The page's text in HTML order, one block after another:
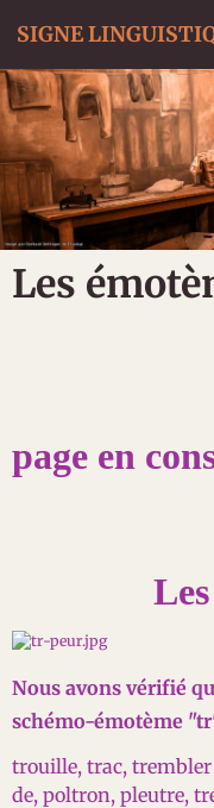
SIGNE
Les
page en
Nous avons vérifié
schémo-émotème
trouille, trac,
de, poltron, pleutre,